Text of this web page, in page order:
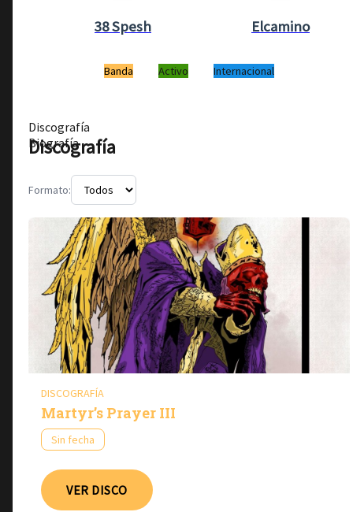
38 Spesh Elcamino
Banda Activo Internacional
Discografía
Biografía
Discografía
Formato:
DISCOGRAFÍA
Martyr’s Prayer III
Sin fecha
VER DISCO